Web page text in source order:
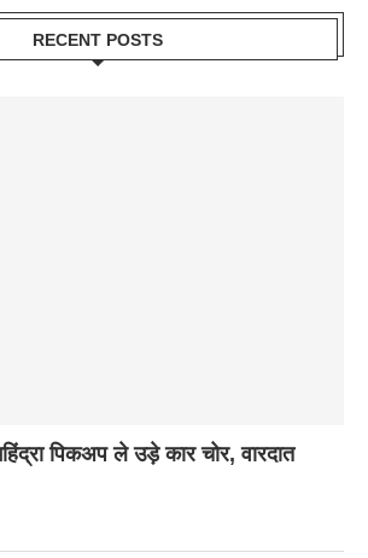
RECENT POSTS
पिकअप ले उड़े कार चोर, वारदात